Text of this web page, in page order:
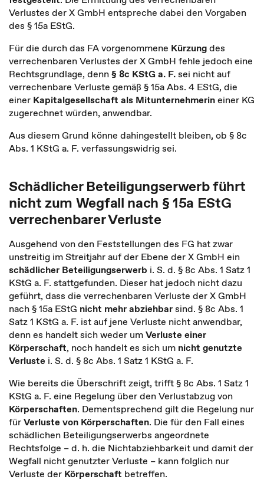
Verlustes der X GmbH entspreche dabei den Vorgaben
des § 15a EStG.
Für die durch das FA vorgenommene Kürzungdes
verrechenbaren Verlustes der X GmbH fehle jedoch eine
Rechtsgrundlage, denn§ 8c KStG a. F.sei nicht auf
verrechenbare Verluste gemäß § 15a Abs. 4 EStG, die
einer Kapitalgesellschaft als Mitunternehmerineiner KG
zugerechnet würden, anwendbar.
Aus diesem Grund könne dahingestellt bleiben, ob § 8c
Abs. 1 KStG a. F. verfassungswidrig sei.
Schädlicher Beteiligungserwerb führt
nicht zum Wegfall nach § 15a EStG
verrechenbarer Verluste
Ausgehend von den Feststellungen des FG hat zwar
unstreitig im Streitjahr auf der Ebene der X GmbH ein
schädlicher Beteiligungserwerb i. S. d. § 8c Abs. 1 Satz 1
KStG a. F. stattgefunden. Dieser hat jedoch nicht dazu
geführt, dass die verrechenbaren Verluste der X GmbH
nach § 15a EStG nicht mehr abziehbarsind. § 8c Abs. 1
Satz 1 KStG a. F. ist auf jene Verluste nicht anwendbar,
denn es handelt sich weder umVerluste einer
Körperschaft, noch handelt es sich um nicht genutzte
Verluste i. S. d. § 8c Abs. 1 Satz 1 KStG a. F.
Wie bereits die Überschrift zeigt, trifft § 8c Abs. 1 Satz 1
KStG a. F. eine Regelung über den Verlustabzug von
Körperschaften. Dementsprechend gilt die Regelung nur
fürVerluste von Körperschaften. Die für den Fall eines
schädlichen Beteiligungserwerbs angeordnete
Rechtsfolge – d. h. die Nichtabziehbarkeit und damit der
Wegfall nicht genutzter Verluste – kann folglich nur
Verluste der Körperschaft betreffen.